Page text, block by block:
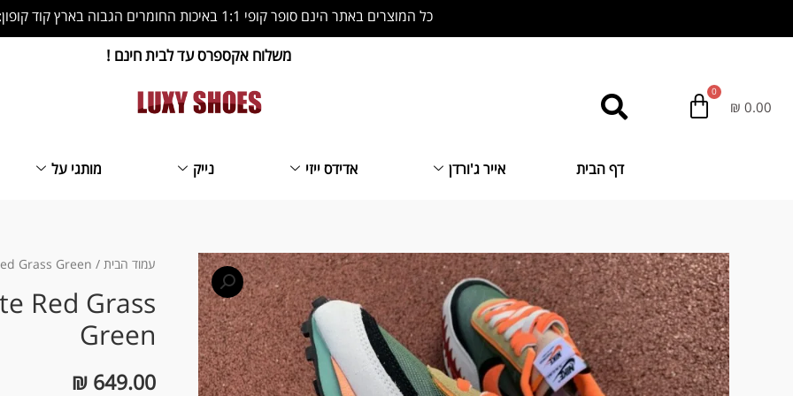
לתוכן
כל המוצרים באתר הינם סופר קופי 1:1 באיכות החומרים הגבוה בארץ קוד קופון: LS10
משלוח אקספרס עד לבית חינם !
₪ 0.00
דף הבית אייר ג'ורדן אדידס ייזי נייק מותגי על
עמוד הבית /
Grass Green
Red Grass
Green
₪ 649.00
כמות
Nike
Ldwaffle
Sacai